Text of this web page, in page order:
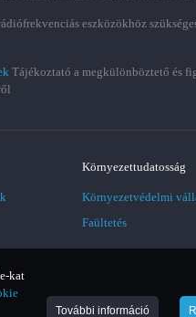
kat
További információ
eszközökhöz
Tájékoztató a megkülönböztető és
Környezettudatosság
Környezetvédelmi
Faültetés